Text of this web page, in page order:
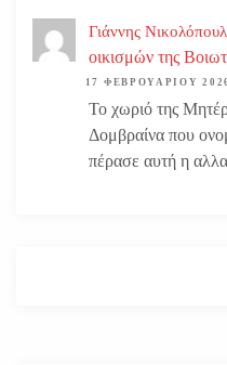
Γιάννης
οικισμών της
17 ΦΕΒΡΟΥΑΡΊΟΥ
Το χωριό της
Δομβραίνα που
πέρασε αυτή η